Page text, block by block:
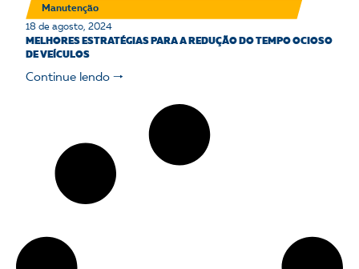
Manutenção
18 de agosto, 2024
MELHORES ESTRATÉGIAS PARA A REDUÇÃO DO TEMPO OCIOSO
DE VEÍCULOS
Continue lendo 🠒